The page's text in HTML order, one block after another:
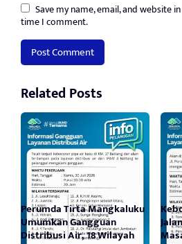
Save my name, email, and website
time I comment.
Related Posts
Perumda Tirta Mangkaluku
Umumkan Gangguan
Distribusi Air, 18 Wilayah